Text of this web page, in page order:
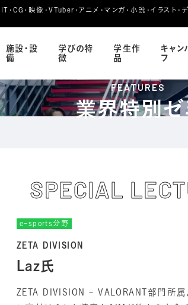
・映像・VTuber・アニメ・マンガ・小説・イラスト・
施設・設
備
学びの特
徴
学生作
品
キャン
フ
FEATURES
業界特別ゼ
SPECIAL
e-sports分野
ZETA DIVISION
Laz氏
ZETA DIVISION – VALORANT部門所属